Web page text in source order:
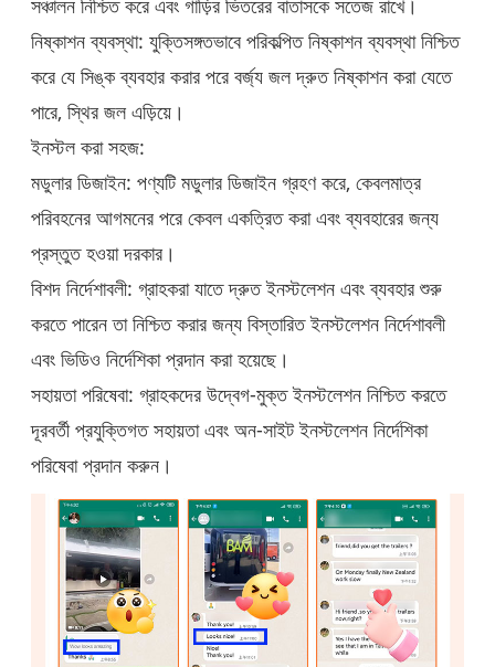
সঞ্চালন নিশ্চিত করে এবং গাড়ির ভিতরের বাতাসকে সতেজ রাখে।
নিষ্কাশন ব্যবস্থা: যুক্তিসঙ্গতভাবে পরিকল্পিত নিষ্কাশন ব্যবস্থা নিশ্চিত
করে যে সিঙ্ক ব্যবহার করার পরে বর্জ্য জল দ্রুত নিষ্কাশন করা যেতে
পারে, স্থির জল এড়িয়ে।
ইনস্টল করা সহজ:
মডুলার ডিজাইন: পণ্যটি মডুলার ডিজাইন গ্রহণ করে, কেবলমাত্র
পরিবহনের আগমনের পরে কেবল একত্রিত করা এবং ব্যবহারের জন্য
প্রস্তুত হওয়া দরকার।
বিশদ নির্দেশাবলী: গ্রাহকরা যাতে দ্রুত ইনস্টলেশন এবং ব্যবহার শুরু
করতে পারেন তা নিশ্চিত করার জন্য বিস্তারিত ইনস্টলেশন নির্দেশাবলী
এবং ভিডিও নির্দেশিকা প্রদান করা হয়েছে।
সহায়তা পরিষেবা: গ্রাহকদের উদ্বেগ-মুক্ত ইনস্টলেশন নিশ্চিত করতে
দূরবর্তী প্রযুক্তিগত সহায়তা এবং অন-সাইট ইনস্টলেশন নির্দেশিকা
পরিষেবা প্রদান করুন।